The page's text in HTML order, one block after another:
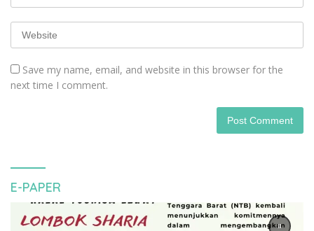
Save my name, email, and website in this browser for the
next time I comment.
E-PAPER